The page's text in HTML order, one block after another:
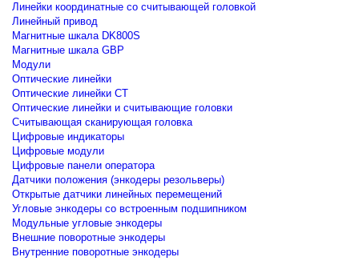
Линейки координатные со считывающей головкой
Линейный привод
Магнитные шкала DK800S
Магнитные шкала GBP
Модули
Оптические линейки
Оптические линейки CT
Оптические линейки и считывающие головки
Считывающая сканирующая головка
Цифровые индикаторы
Цифровые модули
Цифровые панели оператора
Датчики положения (энкодеры резольверы)
Открытые датчики линейных перемещений
Угловые энкодеры со встроенным подшипником
Модульные угловые энкодеры
Внешние поворотные энкодеры
Внутренние поворотные энкодеры